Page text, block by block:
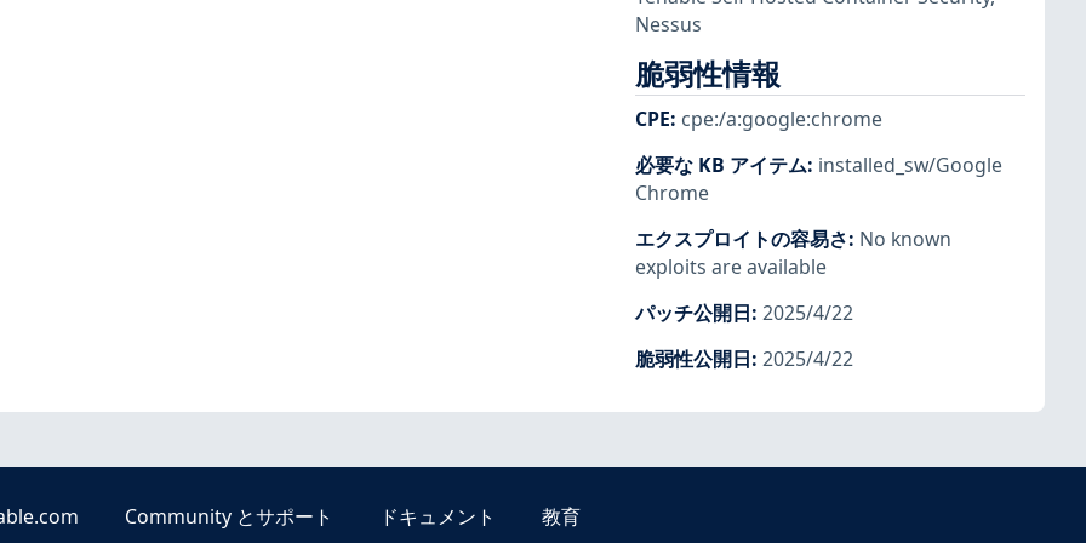
Nessus
脆弱性情報
CPE: cpe:/a:google:chrome
必要な KB アイテム: installed_sw/Google
Chrome
エクスプロイトの容易さ: No known
exploits are available
パッチ公開日: 2025/4/22
脆弱性公開日: 2025/4/22
Community とサポート ドキュメント 教育